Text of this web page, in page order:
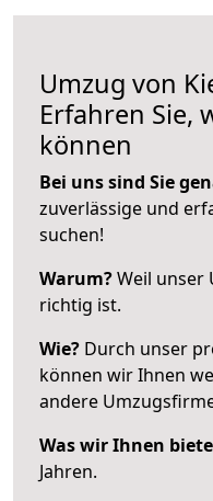
Umzug von
Erfahren Sie,
können
Bei uns sind Sie
zuverlässige und
suchen!
Warum?Weil unser
richtig ist.
Wie? Durch unser
können wir Ihnen
andere
Was wir Ihnen
Jahren.